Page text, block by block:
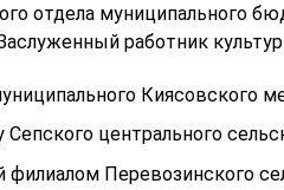
отдела муниципального
работник
Киясовского
центрального
Перевозинского